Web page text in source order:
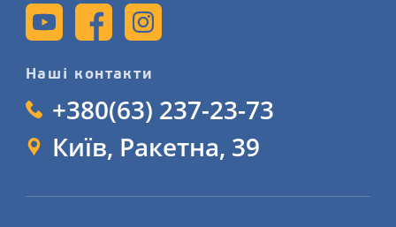
Наші контакти
+380(63) 237-23-73
Київ, Ракетна, 39